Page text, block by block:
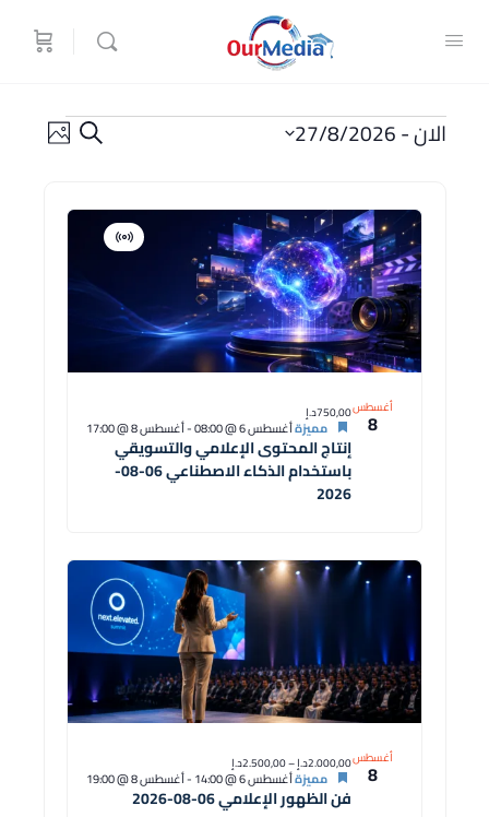
الدورات الدورات
البحث
البحث تصفح
بالصور الان -
27/8/2026
قائمة
الدورات
في
عرض
الصور
أغسطس
8
إنتاج المحتوى الإعلامي والتسويقي
باستخدام الذكاء الاصطناعي 06-08-
2026
افتراضية
مميزةأغسطس 6 @ 08:00 -أغسطس 8 @ 17:00
750,00د.إ
أغسطس
8
فن الظهور الإعلامي 06-08-2026
مميزةأغسطس 6 @ 14:00 -أغسطس 8 @ 19:00
2.000,00د.إ – 2.500,00د.إ